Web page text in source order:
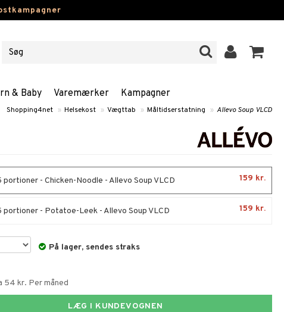
& Baby Varemærker Kampagner
Shopping4net » Helsekost » Vægttab » Måltidserstatning » Allevo Soup VLCD
portioner - Chicken-Noodle - Allevo Soup VLCD 159 kr.
portioner - Potatoe-Leek - Allevo Soup VLCD 159 kr.
På lager, sendes straks
54 kr. Per måned
LÆG I KUNDEVOGNEN